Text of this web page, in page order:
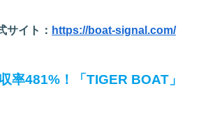
サイト： https://boat-signal.com/
率481%！「TIGER BOAT」